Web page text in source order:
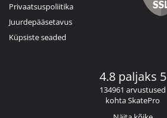
Privaatsuspoliitika
Juurdepääsetavus
Küpsiste seaded
4.8 paljaks 5
134961 arvustused
kohta SkatePro